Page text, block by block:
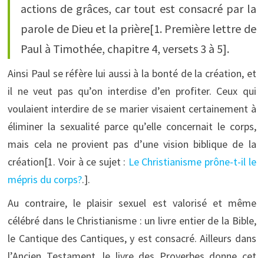
actions de grâces, car tout est consacré par la
parole de Dieu et la prière[1. Première lettre de
Paul à Timothée, chapitre 4, versets 3 à 5].
Ainsi Paul se réfère lui aussi à la bonté de la création, et
il ne veut pas qu’on interdise d’en profiter. Ceux qui
voulaient interdire de se marier visaient certainement à
éliminer la sexualité parce qu’elle concernait le corps,
mais cela ne provient pas d’une vision biblique de la
création[1. Voir à ce sujet : Le Christianisme prône-t-il le
mépris du corps?.].
Au contraire, le plaisir sexuel est valorisé et même
célébré dans le Christianisme : un livre entier de la Bible,
le Cantique des Cantiques, y est consacré. Ailleurs dans